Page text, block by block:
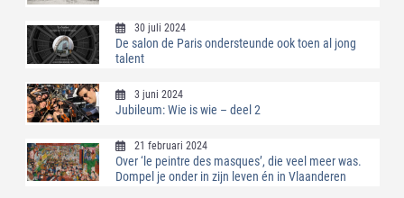
30 juli 2024
De salon de Paris ondersteunde ook toen al jong
talent
3 juni 2024
Jubileum: Wie is wie – deel 2
21 februari 2024
Over ‘le peintre des masques’, die veel meer was.
Dompel je onder in zijn leven én in Vlaanderen